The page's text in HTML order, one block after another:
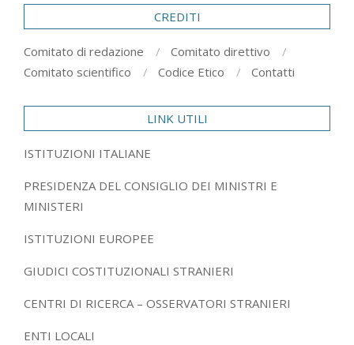
CREDITI
Comitato di redazione
Comitato direttivo
Comitato scientifico
Codice Etico Contatti
LINK UTILI
ISTITUZIONI ITALIANE
PRESIDENZA DEL CONSIGLIO DEI MINISTRI E
MINISTERI
ISTITUZIONI EUROPEE
GIUDICI COSTITUZIONALI STRANIERI
CENTRI DI RICERCA – OSSERVATORI STRANIERI
ENTI LOCALI